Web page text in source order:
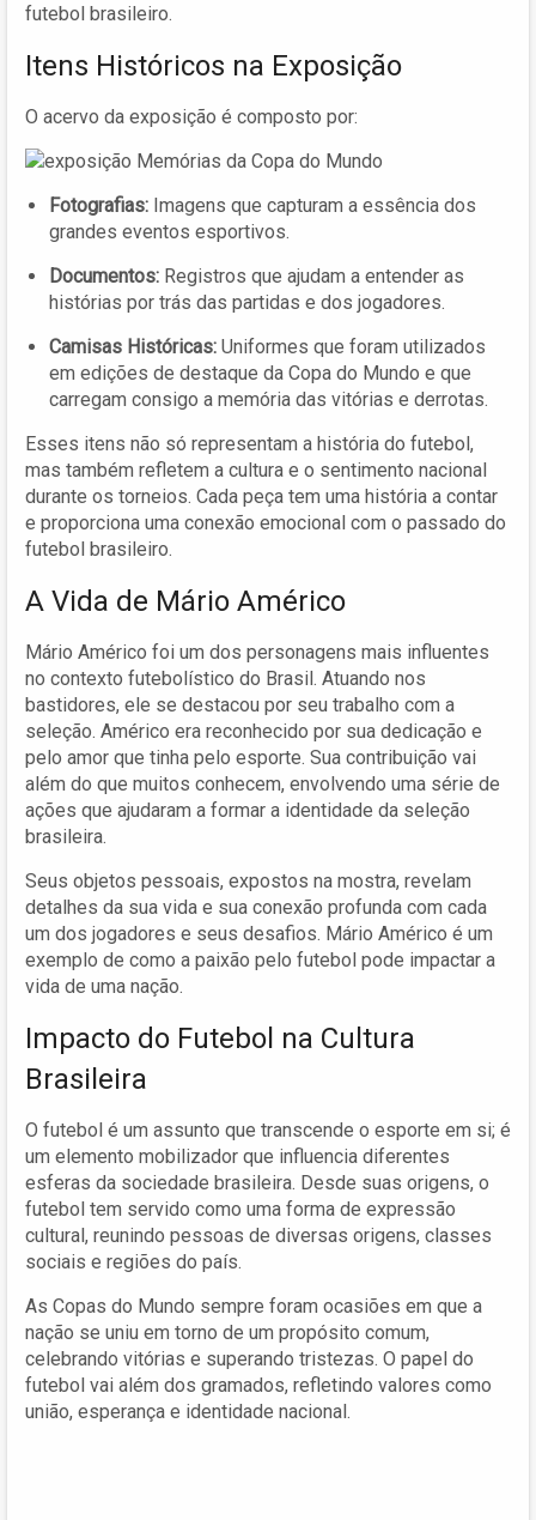
futebol brasileiro.
Itens Históricos na Exposição
O acervo da exposição é composto por:
Fotografias: Imagens que capturam a essência dos
grandes eventos esportivos.
Documentos: Registros que ajudam a entender as
histórias por trás das partidas e dos jogadores.
Camisas Históricas: Uniformes que foram utilizados
em edições de destaque da Copa do Mundo e que
carregam consigo a memória das vitórias e derrotas.
Esses itens não só representam a história do futebol,
mas também refletem a cultura e o sentimento nacional
durante os torneios. Cada peça tem uma história a contar
e proporciona uma conexão emocional com o passado do
futebol brasileiro.
A Vida de Mário Américo
Mário Américo foi um dos personagens mais influentes
no contexto futebolístico do Brasil. Atuando nos
bastidores, ele se destacou por seu trabalho com a
seleção. Américo era reconhecido por sua dedicação e
pelo amor que tinha pelo esporte. Sua contribuição vai
além do que muitos conhecem, envolvendo uma série de
ações que ajudaram a formar a identidade da seleção
brasileira.
Seus objetos pessoais, expostos na mostra, revelam
detalhes da sua vida e sua conexão profunda com cada
um dos jogadores e seus desafios. Mário Américo é um
exemplo de como a paixão pelo futebol pode impactar a
vida de uma nação.
Impacto do Futebol na Cultura
Brasileira
O futebol é um assunto que transcende o esporte em si; é
um elemento mobilizador que influencia diferentes
esferas da sociedade brasileira. Desde suas origens, o
futebol tem servido como uma forma de expressão
cultural, reunindo pessoas de diversas origens, classes
sociais e regiões do país.
As Copas do Mundo sempre foram ocasiões em que a
nação se uniu em torno de um propósito comum,
celebrando vitórias e superando tristezas. O papel do
futebol vai além dos gramados, refletindo valores como
união, esperança e identidade nacional.